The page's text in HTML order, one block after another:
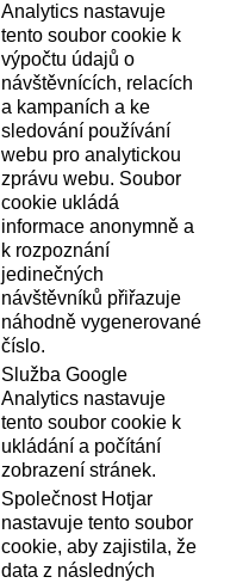
Analytics nastavuje
tento soubor cookie k
výpočtu údajů o
návštěvnících, relacích
a kampaních a ke
sledování používání
webu pro analytickou
zprávu webu. Soubor
cookie ukládá
informace anonymně a
k rozpoznání
jedinečných
návštěvníků přiřazuje
náhodně vygenerované
číslo.
Služba Google
Analytics nastavuje
tento soubor cookie k
ukládání a počítání
zobrazení stránek.
Společnost Hotjar
nastavuje tento soubor
cookie, aby zajistila, že
data z následných